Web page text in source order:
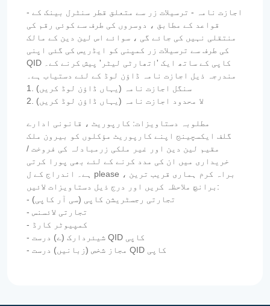
- اجازت نامہ - ترسیلات زر سے متعلق قطر سنٹرل بینک کے
قواعد کے مطابق ، دوسروں کی طرف سے کوئی رقم کی
منتقلی نہیں کی جائے گی ، سوائے اس لین دین کے مالک
کی طرف سے ترسیلات زر کمپنی کو ایڈریس کی گئی اپنی
QID کاپی کے ساتھ ایک 'اتھارٹی لیٹر' پیش کرنے کے۔
مندرجہ ذیل اجازت نامہ ڈاؤن لوڈ کے لئے دستیاب ہے۔
1. سنگل اجازت نامہ (یہاں ڈاؤن لوڈ کریں)
2. لا محدود اجازت نامہ (یہاں ڈاؤن لوڈ کریں)
مطلوبہ دستاویزات: کارپوریٹ ، قانونی ادارے
گلف ایکسچینج اپنے کارپوریٹ مؤکلوں کو بیرون ملک
مقیم لین دین اور غیر ملکی زرمبادلہ کی فروخت /
خریداری میں ان کی مدد کرنے کے لئے بھی پورا کرتی
ہے۔ اندراج کے ل please ، براہ کرم ہماری قریب ترین
برانچ ملاحظہ کریں اور درج ذیل دستاویزات لائیں:
- تجارتی رجسٹریشن کاپی (سی آر کاپی)
- تجارتی لائسنس
- کمپیوٹر کارڈ
- شیئردارک (ے) درست QID کاپی
- مجاز شخص (زبانیں) درست QID کاپی